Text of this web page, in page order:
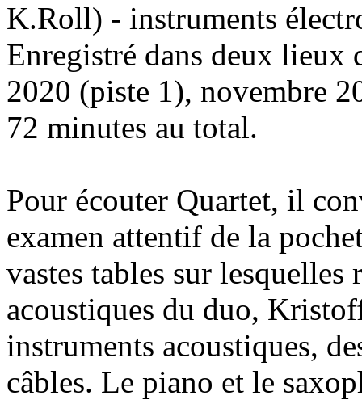
K.Roll) - instruments
Enregistré dans deux lieux
2020 (piste 1), novembre
72 minutes au total.
Pour écouter Quartet, il
examen attentif de la
vastes tables sur
acoustiques du duo,
instruments acoustiques,
câbles. Le piano et le